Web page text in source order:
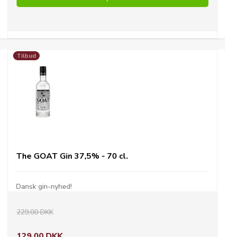
Tilbud
The GOAT Gin 37,5% - 70 cl.
Dansk gin-nyhed!
229,00 DKK